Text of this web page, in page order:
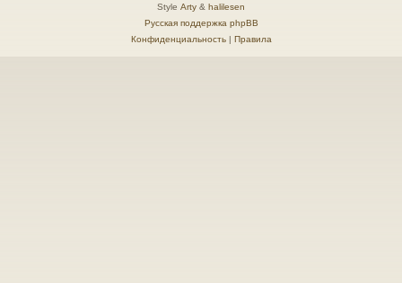
Style Arty & halilesen
Русская поддержка phpBB
Конфиденциальность| Правила